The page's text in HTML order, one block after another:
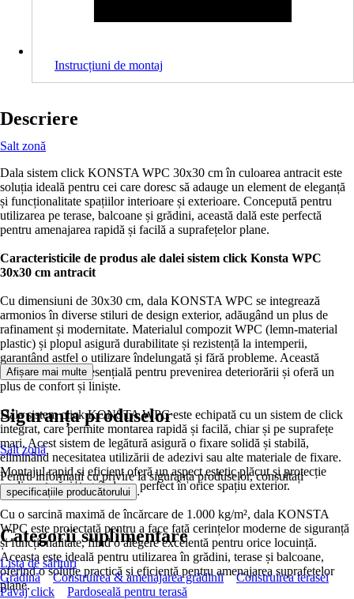
Instrucțiuni de montaj
Descriere
Salt zonă
Dala sistem click KONSTA WPC 30x30 cm în culoarea antracit este
soluția ideală pentru cei care doresc să adauge un element de eleganță
și funcționalitate spațiilor interioare și exterioare. Concepută pentru
utilizarea pe terase, balcoane și grădini, această dală este perfectă
pentru amenajarea rapidă și facilă a suprafețelor plane.
Caracteristicile de produs ale dalei sistem click Konsta WPC
30x30 cm antracit
Cu dimensiuni de 30x30 cm, dala KONSTA WPC se integrează
armonios în diverse stiluri de design exterior, adăugând un plus de
rafinament și modernitate. Materialul compozit WPC (lemn-material
plastic) și plopul asigură durabilitate și rezistență la intemperii,
garantând astfel o utilizare îndelungată și fără probleme. Această
caracteristică este esențială pentru prevenirea deteriorării și oferă un
plus de confort și liniște.
Dala sistem click KONSTA WPC este echipată cu un sistem de click
integrat, care permite montarea rapidă și facilă, chiar și pe suprafețe
mari. Acest sistem de legătură asigură o fixare solidă și stabilă,
eliminând necesitatea utilizării de adezivi sau alte materiale de fixare.
Montajul rapid și eficient oferă un aspect estetic plăcut și protecție
suplimentară, integrându-se perfect în orice spațiu exterior.
Cu o sarcină maximă de încărcare de 1.000 kg/m², dala KONSTA
WPC este proiectată pentru a face față cerințelor moderne de siguranță
și funcționalitate, fiind o alegere excelentă pentru orice locuință.
Aceasta este ideală pentru utilizarea în grădini, terase și balcoane,
oferind o soluție practică și eficientă pentru amenajarea suprafețelor
plane.
Afișare mai multe
Siguranța produselor
Salt zonă
Pentru informații cu privire la siguranța produselor, consultați
specificațiile producătorului .
Categorii suplimentare
Lista de sărituri
Grădină
Construirea & amenajarea grădinii
Construirea terasei
Pavaj click
Pardoseală pentru terasă